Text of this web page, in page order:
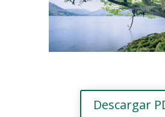
Descargar